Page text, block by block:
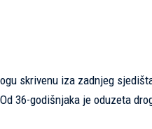
skrivenu iza zadnjeg
36-godišnjaka je oduzeta